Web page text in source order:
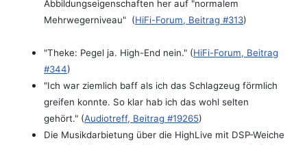
Abbildungseigenschaften her auf "normalem
Mehrwegerniveau" (HiFi-Forum, Beitrag #313)
"Theke: Pegel ja. High-End nein." (HiFi-Forum, Beitrag
#344)
"Ich war ziemlich baff als ich das Schlagzeug förmlich
greifen konnte. So klar hab ich das wohl selten
gehört." (Audiotreff, Beitrag #19265)
Die Musikdarbietung über die HighLive mit DSP-Weiche